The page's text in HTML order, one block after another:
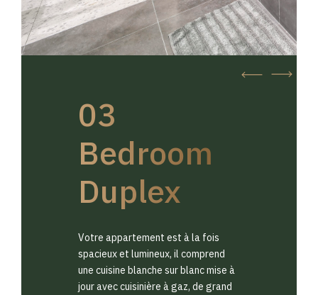
03
Bedroom
Duplex
Votre appartement est à la fois
spacieux et lumineux, il comprend
une cuisine blanche sur blanc mise à
jour avec cuisinière à gaz, de grand